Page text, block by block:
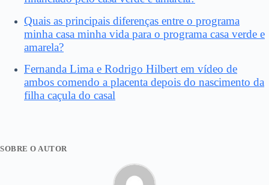
Quais as principais diferenças entre o programa
minha casa minha vida para o programa casa verde e
amarela?
Fernanda Lima e Rodrigo Hilbert em vídeo de
ambos comendo a placenta depois do nascimento da
filha caçula do casal
SOBRE O AUTOR